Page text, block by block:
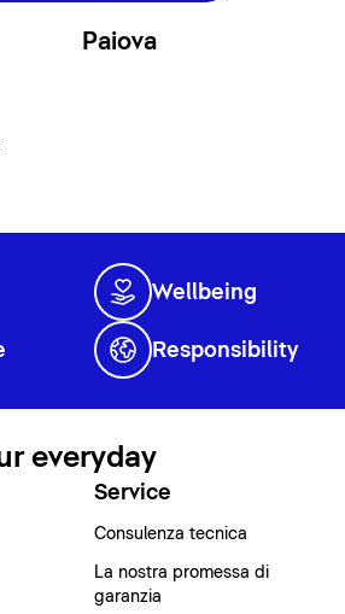
Paiova
Wellbeing
Responsibility
everyday
Service
Consulenza tecnica
La nostra promessa di
garanzia